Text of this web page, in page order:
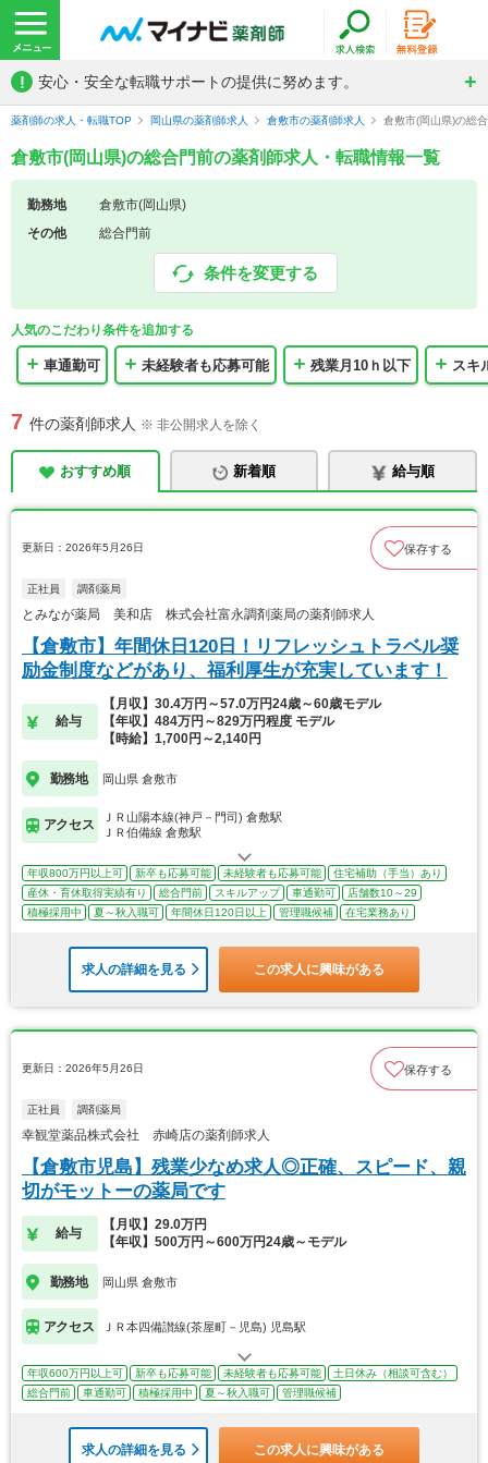
! 安心・安全な転職サポートの提供に努めます。
薬剤師の求人・転職TOP 岡山県の薬剤師求人 倉敷市の薬剤師求人 倉敷市(岡山県)の総
倉敷市(岡山県)の総合門前の薬剤師求人・転職情報一覧
勤務地
倉敷市(岡山県)
その他
総合門前
条件を変更する
人気のこだわり条件を追加する
車通勤可 未経験者も応募可能 残業月10ｈ以下 スキ
7 件の薬剤師求人 ※ 非公開求人を除く
おすすめ順 新着順 給与順
更新日：2026年5月26日 保存する
正社員 調剤薬局
とみなが薬局 美和店 株式会社富永調剤薬局の薬剤師求人
【倉敷市】年間休日120日！リフレッシュトラベル奨
励金制度などがあり、福利厚生が充実しています！
給与
【月収】30.4万円～57.0万円24歳～60歳モデル
【年収】484万円～829万円程度 モデル
【時給】1,700円～2,140円
勤務地 岡山県 倉敷市
アクセス
ＪＲ山陽本線(神戸－門司) 倉敷駅
ＪＲ伯備線 倉敷駅
年収800万円以上可 新卒も応募可能 未経験者も応募可能
住宅補助（手当）あり
産休・育休取得実績有り
総合門前 スキルアップ 車通勤可
店舗数10～29
積極採用中
夏～秋入職可 年間休日120日以上 管理職候補 在宅業務あり
求人の詳細を見る この求人に興味がある
更新日：2026年5月26日 保存する
正社員 調剤薬局
幸観堂薬品株式会社 赤崎店の薬剤師求人
【倉敷市児島】残業少なめ求人◎正確、スピード、親
切がモットーの薬局です
給与
【月収】29.0万円
【年収】500万円～600万円24歳～モデル
勤務地 岡山県 倉敷市
アクセス ＪＲ本四備讃線(茶屋町－児島) 児島駅
年収600万円以上可 新卒も応募可能 未経験者も応募可能
土日休み（相談可含む）
総合門前
車通勤可 積極採用中 夏～秋入職可 管理職候補
求人の詳細を見る この求人に興味がある